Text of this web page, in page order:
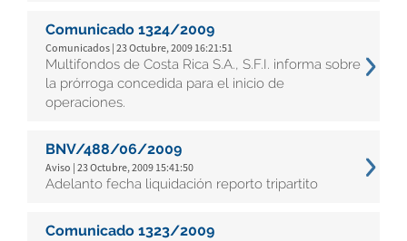
Comunicado 1324/2009
Comunicados | 23 Octubre, 2009 16:21:51
Multifondos de Costa Rica S.A., S.F.I. informa sobre
la prórroga concedida para el inicio de
operaciones.
BNV/488/06/2009
Aviso | 23 Octubre, 2009 15:41:50
Adelanto fecha liquidación reporto tripartito
Comunicado 1323/2009